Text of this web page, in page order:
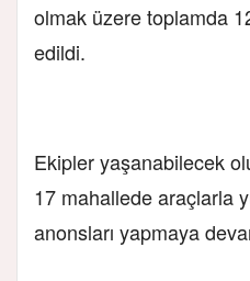
olmak üzere toplamda
edildi.
Ekipler yaşanabilecek
17 mahallede araçlarla
anonsları yapmaya